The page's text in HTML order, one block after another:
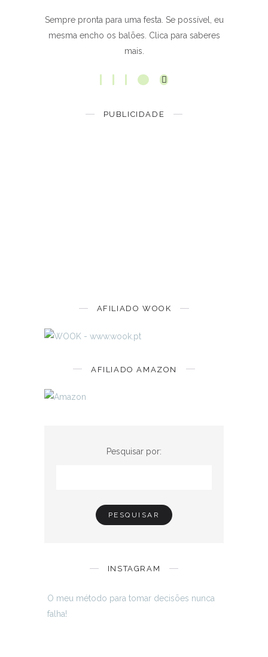
Sempre pronta para uma festa. Se possível, eu
mesma encho os balões. Clica para saberes
mais.
PUBLICIDADE
AFILIADO WOOK
AFILIADO AMAZON
Pesquisar por:
INSTAGRAM
O meu método para tomar decisões nunca
falha!